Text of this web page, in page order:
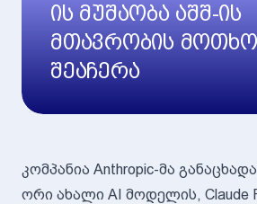
ის მუშაობა აშშ-ის
მთავრობის
შეაჩერა
კომპანია Anthropic-მა
ორი ახალი AI მოდელის, Claude